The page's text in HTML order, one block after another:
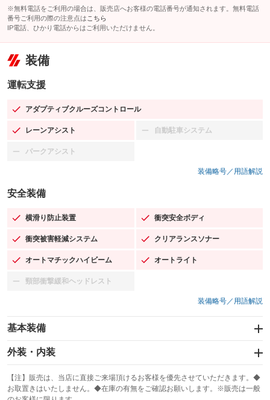
※無料電話をご利用の場合は、販売店へお客様の電話番号が通知されます。無料電話
番号ご利用の際の注意点は こちら
IP電話、ひかり電話からはご利用いただけません。
装備
運転支援
アダプティブクルーズコントロール
：装備あり
レーンアシスト
：装備あり 自動駐車システム
：装備なし
パークアシスト
：装備なし
装備略号／用語解説
安全装備
横滑り防止装置
：装備あり 衝突安全ボディ
：装備あり
衝突被害軽減システム
：装備あり クリアランスソナー
：装備あり
オートマチックハイビーム
：装備あり オートライト
：装備あり
頸部衝撃緩和ヘッドレスト
：装備なし
装備略号／用語解説
基本装備
エアバッグ：運転席/助手席/サイド
：装備あり
：装備なし
サンルーフ
：装備あり ABS
外装・内装
カーナビ：メモリーナビ他
：装備あり
TV
【注】販売は、当店に直接ご来場頂けるお客様を優先させていただきます。◆
お取置きはいたしません。◆在庫の有無をご確認お願いします。※販売は一般